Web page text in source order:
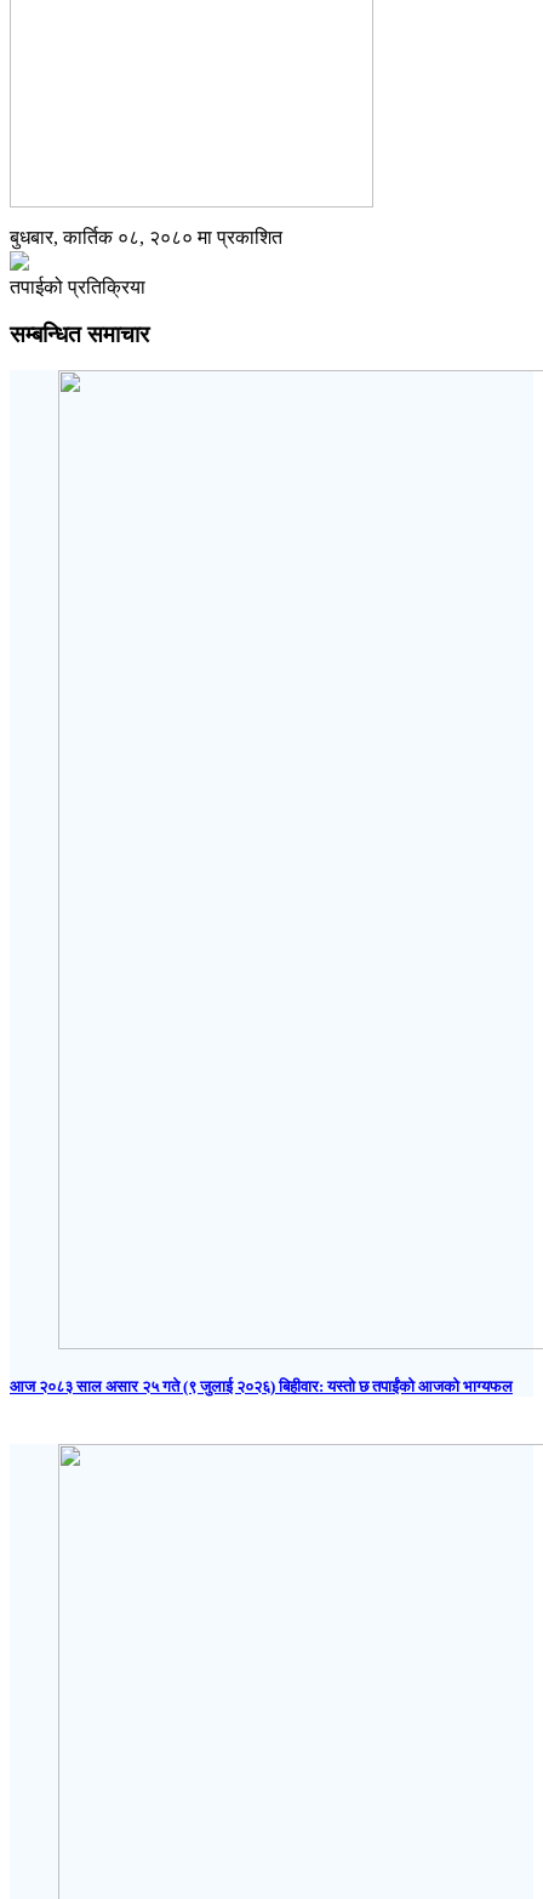
बुधबार, कार्तिक ०८, २०८० मा प्रकाशित
तपाईको प्रतिक्रिया
सम्बन्धित समाचार
आज २०८३ साल असार २५ गते (९ जुलाई २०२६) बिहीवार: यस्तो छ तपाईंको आजको भाग्यफल